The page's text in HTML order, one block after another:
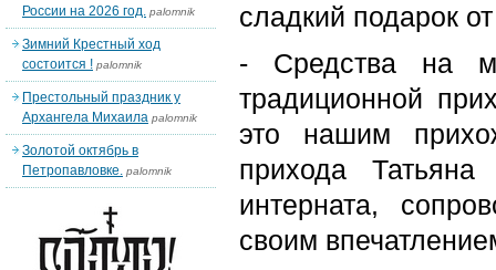
сладкий подарок
- Средства на
традиционной
это нашим
прихода Татьяна
интерната,
своим
России на 2026 год. palomnik
Зимний Крестный ход
состоится ! palomnik
Престольный праздник у
Архангела Михаила palomnik
Золотой октябрь в
Петропавловке. palomnik